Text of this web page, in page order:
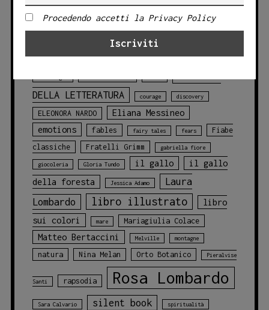
TAG PRODOTTO
Angelo Bruno
della foresta animals balene blu
DELLA LETTERATURA
courage discovery
ELEONORA NARDO
Eliana Messineo
emotions
fables fairy tales fears
Fiabe
classiche
Fratelli Grimm gabriella fiore
giocoleria Gloria Tundo il gallo
il gallo
della foresta
Jessica Adamo
Laura
Lombardo
libro illustrato
libro
sui colori
mare Mariagiulia Colace
Matteo Bertaccini Melville montagne
natura Nina Melan Orto Botanico Pieralvise
Santi rapsodia Rosa Lombardo
Sara Calvario silent book spiritualità
Procedendo accetti la Privacy Policy